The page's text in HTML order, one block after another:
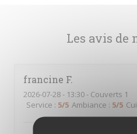
Les avis de
francine F
2026-07-28- 13:30 - Couverts 1
Service : 5/5 Ambiance : 5/5